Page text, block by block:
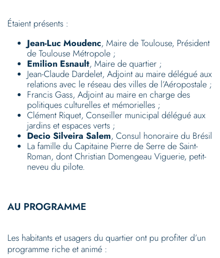
Étaient présents :
Jean-Luc Moudenc, Maire de Toulouse, Président
de Toulouse Métropole ;
Emilion Esnault, Maire de quartier ;
Jean-Claude Dardelet, Adjoint au maire délégué aux
relations avec le réseau des villes de l’Aéropostale ;
Francis Gass, Adjoint au maire en charge des
politiques culturelles et mémorielles ;
Clément Riquet, Conseiller municipal délégué aux
jardins et espaces verts ;
Decio Silveira Salem, Consul honoraire du Brésil
La famille du Capitaine Pierre de Serre de Saint-
Roman, dont Christian Domengeau Viguerie, petit-
neveu du pilote.
AU PROGRAMME
Les habitants et usagers du quartier ont pu profiter d’un
programme riche et animé :